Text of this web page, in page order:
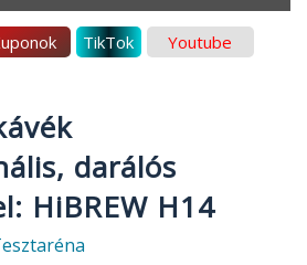
TikTok Youtube
darálós
HiBREW H14